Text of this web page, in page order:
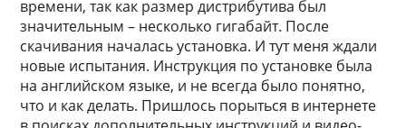
времени, так как размер дистрибутива был
значительным – несколько гигабайт. После
скачивания началась установка. И тут меня ждали
новые испытания. Инструкция по установке была
на английском языке, и не всегда было понятно,
что и как делать. Пришлось порыться в интернете